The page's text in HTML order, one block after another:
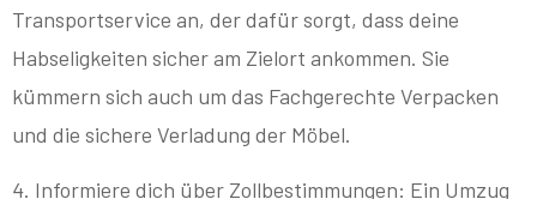
Transportservice an, der dafür sorgt, dass deine
Habseligkeiten sicher am Zielort ankommen. Sie
kümmern sich auch um das Fachgerechte Verpacken
und die sichere Verladung der Möbel.
4. Informiere dich über Zollbestimmungen: Ein Umzug